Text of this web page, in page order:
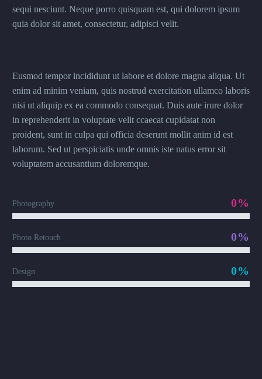
sequi nesciunt. Neque porro quisquam est, qui dolorem ipsum
quia dolor sit amet, consectetur, adipisci velit.
Eusmod tempor incididunt ut labore et dolore magna aliqua. Ut
enim ad minim veniam, quis nostrud exercitation ullamco laboris
nisi ut aliquip ex ea commodo consequat. Duis aute irure dolor
in reprehenderit in voluptate velit ccaecat cupidatat non
proident, sunt in culpa qui officia deserunt mollit anim id est
laborum. Sed ut perspiciatis unde omnis iste natus error sit
voluptatem accusantium doloremque.
Photography 0%
Photo Retouch 0%
Design 0%